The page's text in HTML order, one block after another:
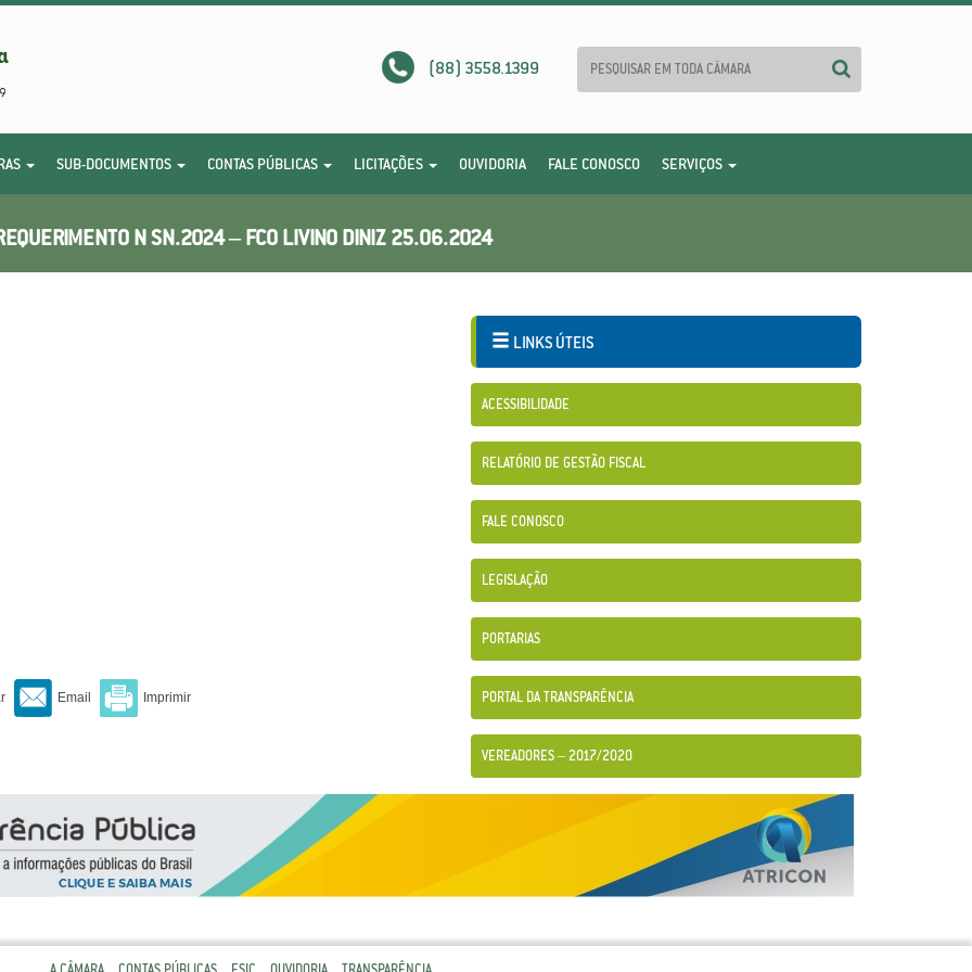
(88) 3558.1399
SUB-DOCUMENTOS CONTAS PÚBLICAS LICITAÇÕES OUVIDORIA FALE CONOSCO SERVIÇOS
N SN.2024 – FCO LIVINO DINIZ 25.06.2024
LINKS ÚTEIS
ACESSIBILIDADE
RELATÓRIO DE GESTÃO FISCAL
FALE CONOSCO
LEGISLAÇÃO
PORTARIAS
PORTAL DA TRANSPARÊNCIA
VEREADORES – 2017/2020